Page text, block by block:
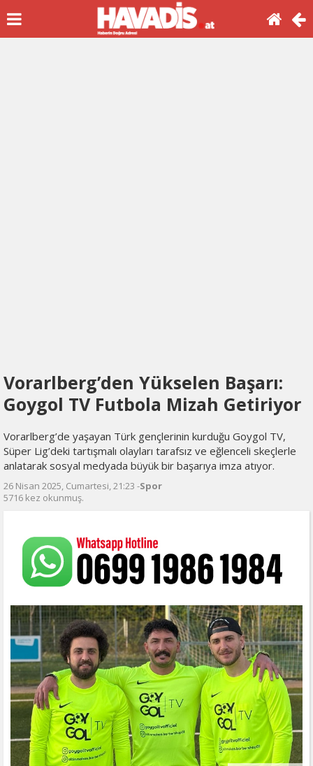
Vorarlberg’den Yükselen Başarı:
Goygol TV Futbola Mizah Getiriyor
Vorarlberg’de yaşayan Türk gençlerinin kurduğu Goygol TV,
Süper Lig’deki tartışmalı olayları tarafsız ve eğlenceli skeçlerle
anlatarak sosyal medyada büyük bir başarıya imza atıyor.
26 Nisan 2025, Cumartesi, 21:23 -Spor
5716 kez okunmuş.